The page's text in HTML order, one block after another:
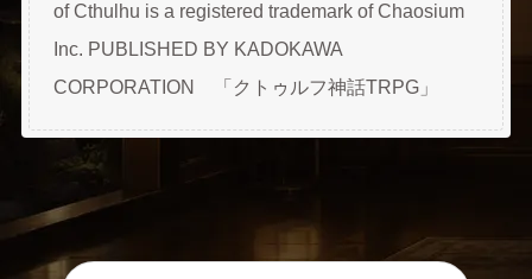
of Cthulhu is a registered trademark of Chaosium
Inc. PUBLISHED BY KADOKAWA
CORPORATION 「クトゥルフ神話TRPG」